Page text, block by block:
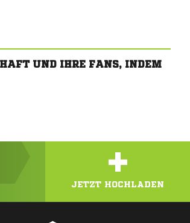
UND IHRE FANS, INDEM
+
JETZT HOCHLADEN